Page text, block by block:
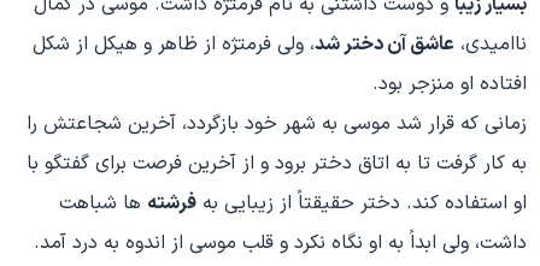
ناامیدی، عاشق آن دختر شد، ولی فرمتژه از ظاهر و هیکل از شکل
افتاده او منزجر بود.
زمانی که قرار شد موسی به شهر خود بازگردد، آخرین شجاعتش را
به کار گرفت تا به اتاق دختر برود و از آخرین فرصت برای گفتگو با
او استفاده کند. دختر حقیقتاً از زیبایی بهفرشته ها شباهت
داشت، ولی ابداً به او نگاه نکرد و قلب موسی از اندوه به درد آمد.